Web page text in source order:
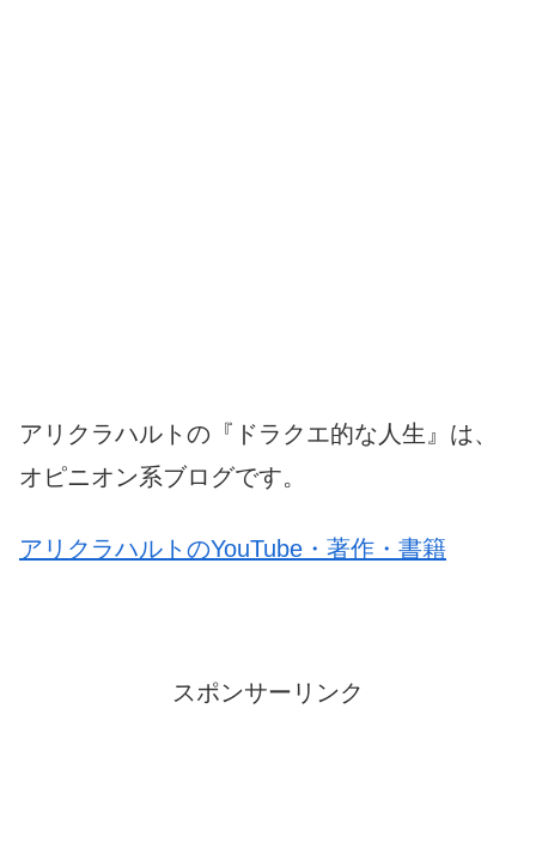
アリクラハルトの『ドラクエ的な人生』は、
オピニオン系ブログです。
アリクラハルトのYouTube・著作・書籍
スポンサーリンク